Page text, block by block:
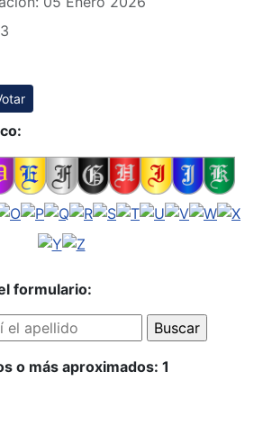
formulario:
o más aproximados: 1